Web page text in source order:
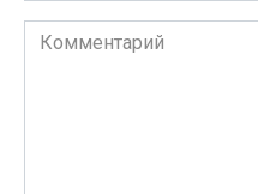
Комментарий